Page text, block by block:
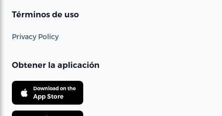
Términos de uso
Privacy Policy
Obtener la aplicación
Download on the
App Store